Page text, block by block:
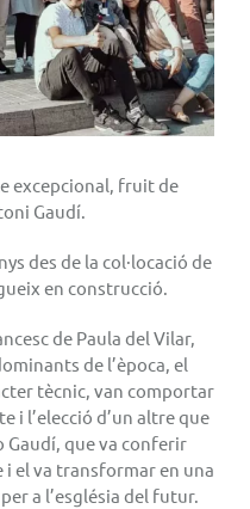
excepcional, fruit de
Gaudí.
des de la col·locació de
en construcció.
de Paula del Vilar,
de l’època, el
tècnic, van comportar
i l’elecció d’un altre que
Gaudí, que va conferir
el va transformar en una
a l’església del futur.